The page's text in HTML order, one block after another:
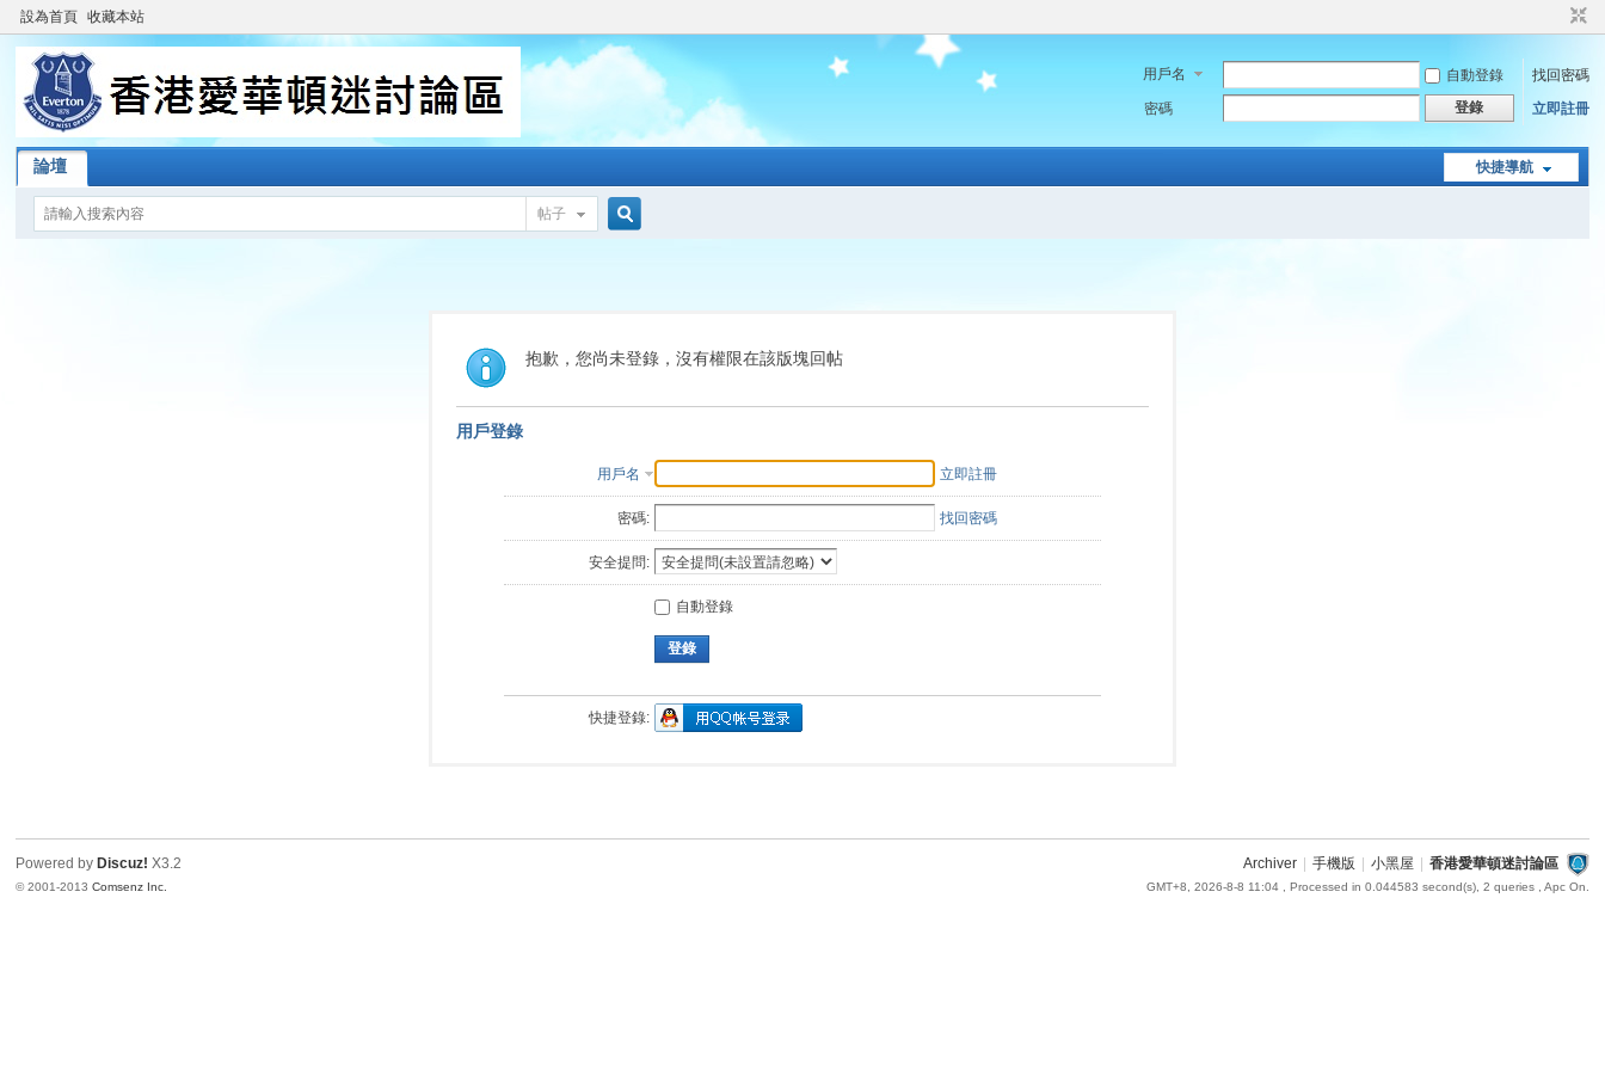
設為首頁 收藏本站
用戶名 自動登錄
找回密碼
密碼
登錄 立即註冊
快捷導航
論壇
帖子
索
抱歉，您尚未登錄，沒有權限在該版塊回帖
用戶登錄
用戶名 立即註冊
密碼: 找回密碼
安全提問:
自動登錄
登錄
快捷登錄:
Archiver 手機版 小黑屋 香港愛華頓迷討論區
GMT+8, 2026-8-8 11:04, Processed in 0.044583 second(s), 2 queries , Apc On.
Powered by Discuz! X3.2
© 2001-2013Comsenz Inc.